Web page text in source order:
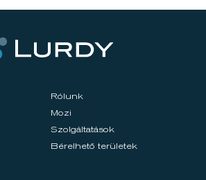
Rólunk
Mozi
Szolgáltatások
Bérelhető területek